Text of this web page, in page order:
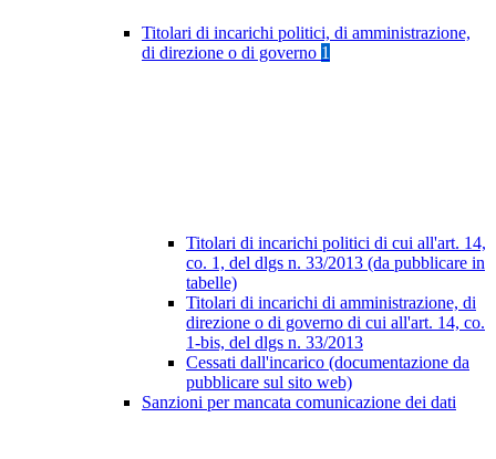
Titolari di incarichi politici, di amministrazione,
di direzione o di governo 1
Titolari di incarichi politici di cui all'art. 14,
co. 1, del dlgs n. 33/2013 (da pubblicare in
tabelle)
Titolari di incarichi di amministrazione, di
direzione o di governo di cui all'art. 14, co.
1-bis, del dlgs n. 33/2013
Cessati dall'incarico (documentazione da
pubblicare sul sito web)
Sanzioni per mancata comunicazione dei dati